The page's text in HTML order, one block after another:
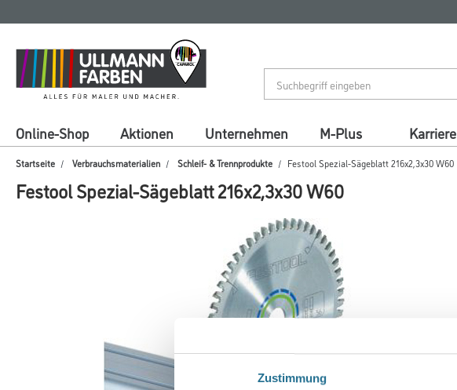
Zustimmung
springen
springen
Online-Shop Aktionen Unternehmen M-Plus Karriere
Startseite Verbrauchsmaterialien Schleif- & Trennprodukte Festool Spezial-Sägeblatt 216x2,3x30 W60
Festool Spezial-Sägeblatt 216x2,3x30 W60